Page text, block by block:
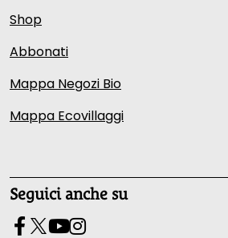
Shop
Abbonati
Mappa Negozi Bio
Mappa Ecovillaggi
Seguici anche su